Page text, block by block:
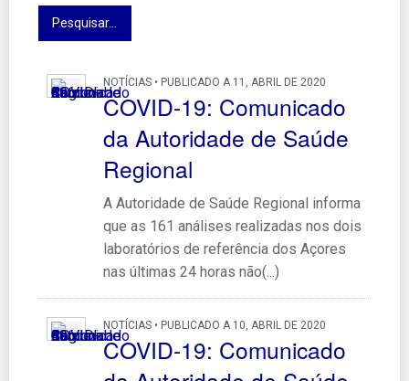
NOTÍCIAS • PUBLICADO A 11, ABRIL DE 2020
COVID-19: Comunicado
da Autoridade de Saúde
Regional
A Autoridade de Saúde Regional informa
que as 161 análises realizadas nos dois
laboratórios de referência dos Açores
nas últimas 24 horas não(...)
NOTÍCIAS • PUBLICADO A 10, ABRIL DE 2020
COVID-19: Comunicado